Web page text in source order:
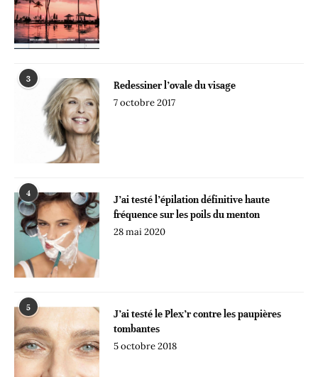
3
Redessiner l’ovale du visage
7 octobre 2017
4
J’ai testé l’épilation définitive haute
fréquence sur les poils du menton
28 mai 2020
5
J’ai testé le Plex’r contre les paupières
tombantes
5 octobre 2018